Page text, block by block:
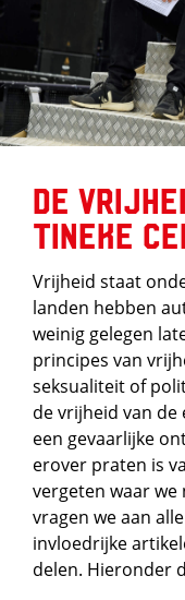
De
Tineke
Vrijheid staat
landen hebben
weinig gelegen
principes van
seksualiteit of
de vrijheid van de
een gevaarlijke
erover praten is
vergeten waar
vragen we aan
invloedrijke
delen. Hieronder